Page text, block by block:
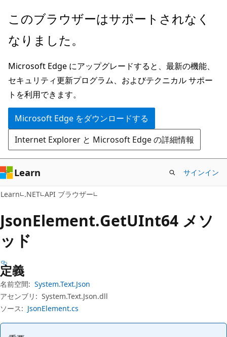
メ
ン
ン
テ
ン
ツ
に
ス
キ
ッ
プ
ペ
ジ
ナ
ビ
ゲ
ー
シ
ョ
ン
に
ス
キ
プ
このブラウザーはサポートされなく
なりました。
Microsoft Edge にアップグレードすると、最新の機能、
セキュリティ更新プログラム、およびテクニカル サポー
トを利用できます。
Microsoft Edge をダウンロードする
Internet Explorer と Microsoft Edge の詳細情報
Learn サインイン
Learn .NET API ブラウザー
JsonElement.GetUInt64 メソ
ッド
定義
名前空間: System.Text.Json
アセンブリ: System.Text.Json.dll
ソース: JsonElement.cs